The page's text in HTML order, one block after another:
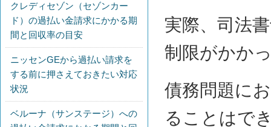
実際、司法
制限がかか
債務問題に
ることはで
クレディセゾン（セゾンカー
ド）の過払い金請求にかかる期
間と回収率の目安
ニッセンGEから過払い請求を
する前に押さえておきたい対応
状況
ベルーナ（サンステージ）への